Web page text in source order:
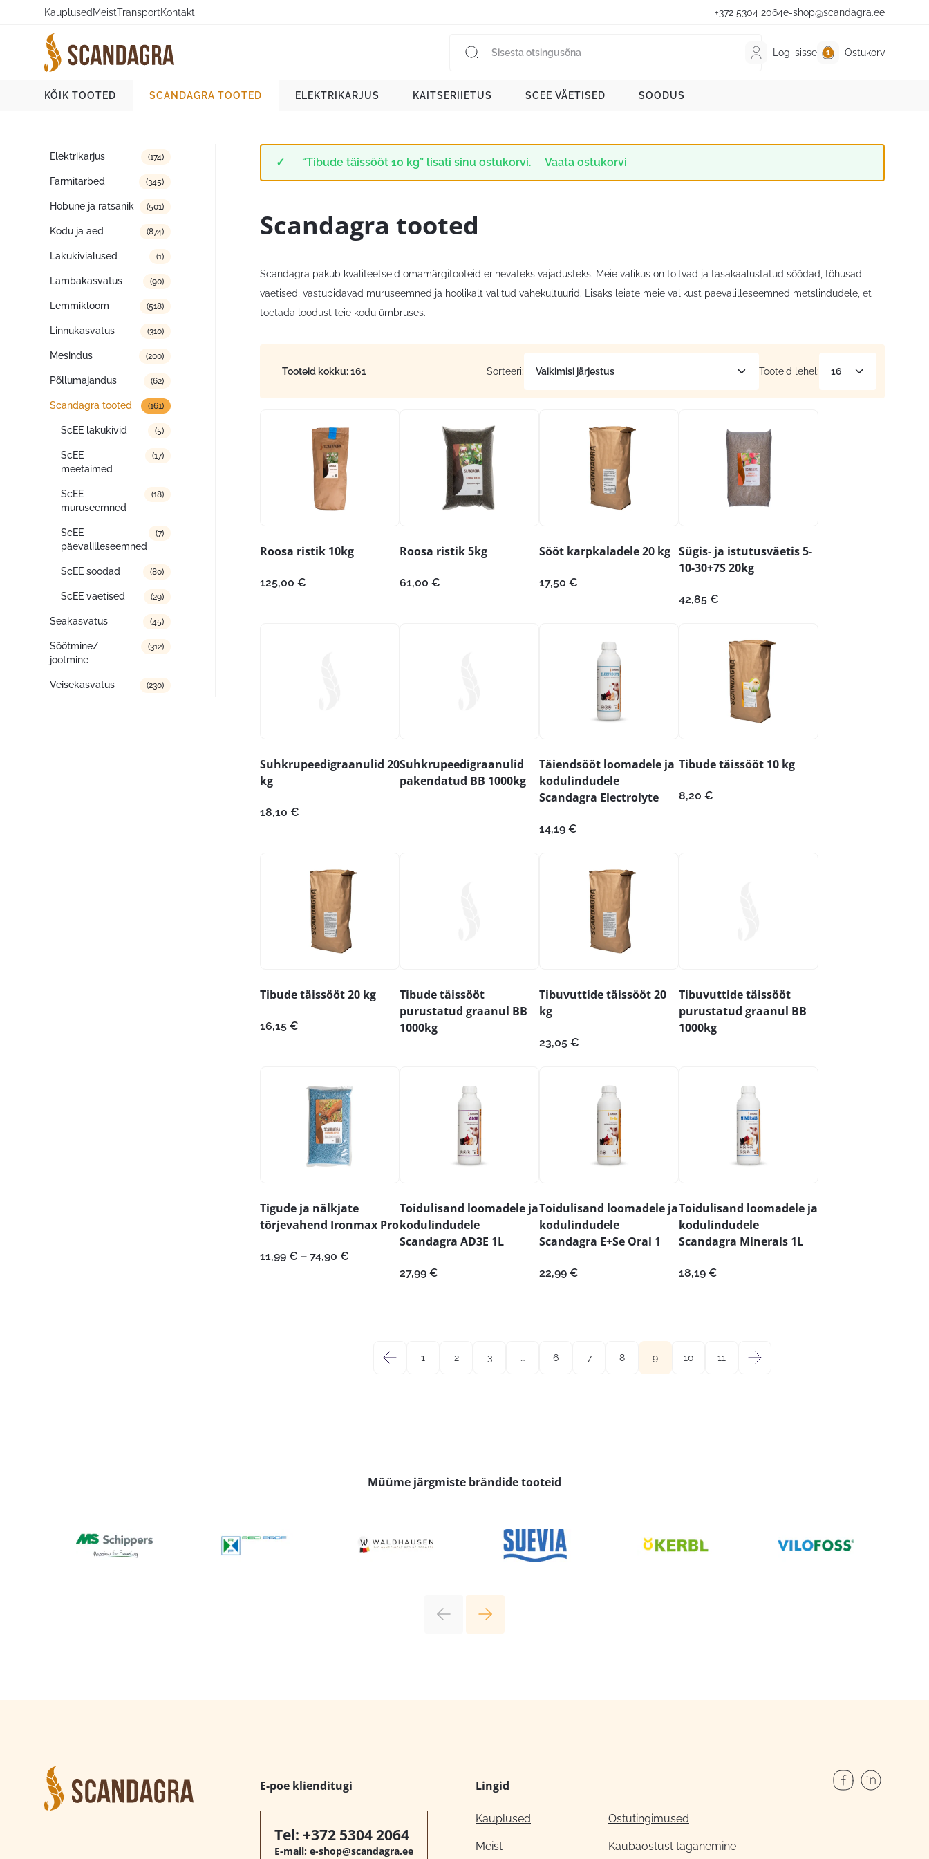
Kauplused MeistTransportKontakt +372 5304 2064e-shop@scandagra.ee
Logi sisse Ostukorv
KÕIK TOOTED SCANDAGRA TOOTED ELEKTRIKARJUS KAITSERIIETUS SCEE VÄETISED SOODUS
Tootekategooriad
Elektrikarjus (174)
Farmitarbed (345)
Hobune ja ratsanik (501)
Kodu ja aed (874)
Lakukivialused (1)
Lambakasvatus (90)
Lemmikloom (518)
Linnukasvatus (310)
Mesindus (200)
Põllumajandus (62)
Scandagra tooted (161)
ScEE lakukivid (5)
ScEE
meetaimed
(17)
ScEE
muruseemned
(18)
ScEE
päevalilleseemned
(7)
ScEE söödad (80)
ScEE väetised (29)
Seakasvatus (45)
Söötmine/
jootmine
(312)
Veisekasvatus (230)
“Tibude täissööt 10 kg” lisati sinu ostukorvi. Vaata ostukorvi
Scandagra tooted
Scandagra pakub kvaliteetseid omamärgitooteid erinevateks vajadusteks. Meie valikus on toitvad ja tasakaalustatud söödad, tõhusad
väetised, vastupidavad muruseemned ja hoolikalt valitud vahekultuurid. Lisaks leiate meie valikust päevalilleseemned metslindudele, et
toetada loodust teie kodu ümbruses.
Tooteid kokku: 161 Sorteeri: Tooteid lehel:
Roosa ristik 10kg
125,00 €
Roosa ristik 5kg
61,00 €
Sööt karpkaladele 20 kg
17,50 €
Sügis- ja istutusväetis 5-
10-30+7S 20kg
42,85 €
Suhkrupeedigraanulid 20
kg
18,10 €
Suhkrupeedigraanulid
pakendatud BB 1000kg
Täiendsööt loomadele ja
kodulindudele
Scandagra Electrolyte
14,19 €
Tibude täissööt 10 kg
8,20 €
Tibude täissööt 20 kg
16,15 €
Tibude täissööt
purustatud graanul BB
1000kg
Tibuvuttide täissööt 20
kg
23,05 €
Tibuvuttide täissööt
purustatud graanul BB
1000kg
Tigude ja nälkjate
tõrjevahend Ironmax Pro
11,99 € – 74,90 €
Toidulisand loomadele ja
kodulindudele
Scandagra AD3E 1L
27,99 €
Toidulisand loomadele ja
kodulindudele
Scandagra E+Se Oral 1
22,99 €
Toidulisand loomadele ja
kodulindudele
Scandagra Minerals 1L
18,19 €
← 1 2 3 … 6 7 8 9 10 11 →
Müüme järgmiste brändide tooteid
E-poe klienditugi
Tel: +372 5304 2064
E-mail: e-shop@scandagra.ee
Lingid
Kauplused
Meist
Ostutingimused
Kaubaostust taganemine